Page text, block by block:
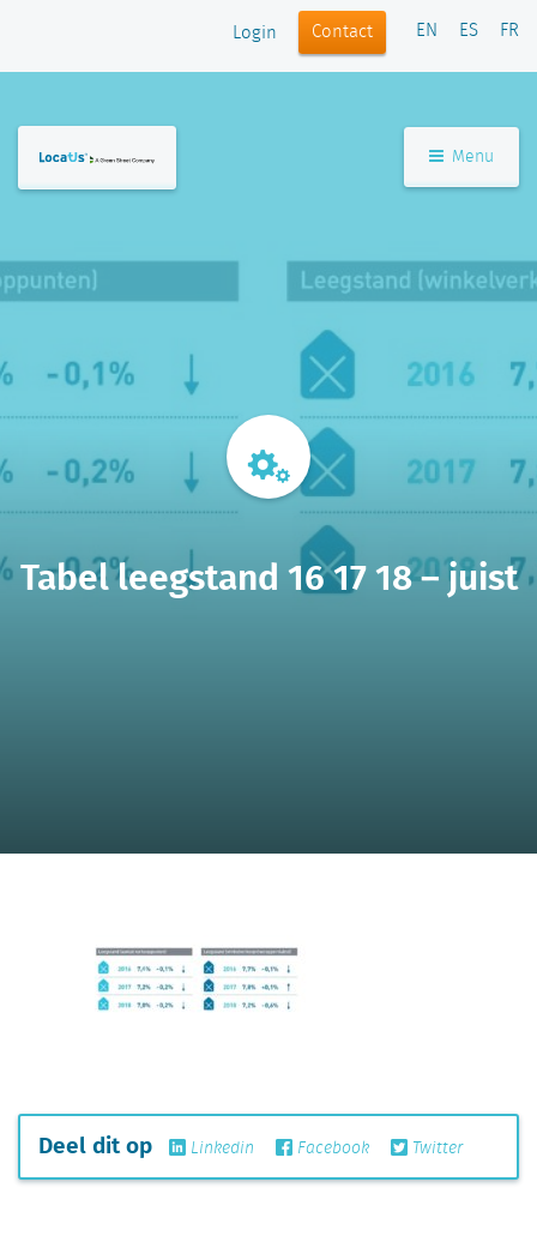
Login Contact EN ES FR
Menu
Tabel leegstand 16 17 18 – juist
Deel dit op Linkedin Facebook Twitter